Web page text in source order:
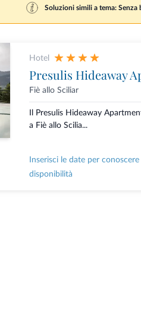
Soluzioni simili a tema: Senza
Hotel
Presulis Hideaway
Fiè allo Sciliar
Il Presulis Hideaway
a Fiè allo Scilia...
Inserisci le date per conoscere
disponibilità